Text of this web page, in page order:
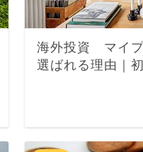
海外投資 マイ
選ばれる理由｜